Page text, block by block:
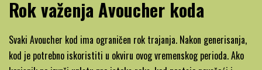
Rok važenja Avoucher koda
Svaki Avoucher kod ima ograničen rok trajanja. Nakon generisanja,
kod je potrebno iskoristiti u okviru ovog vremenskog perioda. Ako